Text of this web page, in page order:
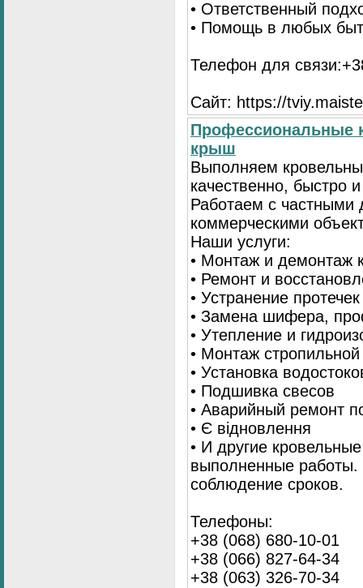
• Ответственный
• Помощь в любых
Телефон для
Сайт: https://
Профессиональные
крыш
Выполняем
качественно, быстро
Работаем с
коммерческими
Наши услуги:
• Монтаж и демонтаж
• Ремонт и
• Устранение протечек
• Замена шифера,
• Утепление и
• Монтаж
• Установка
• Подшивка свесов
• Аварийный ремонт
• Є відновлення
• И другие
выполненные работы.
соблюдение сроков.
Телефоны:
+38 (068) 680-10-01
+38 (066) 827-64-34
+38 (063) 326-70-34